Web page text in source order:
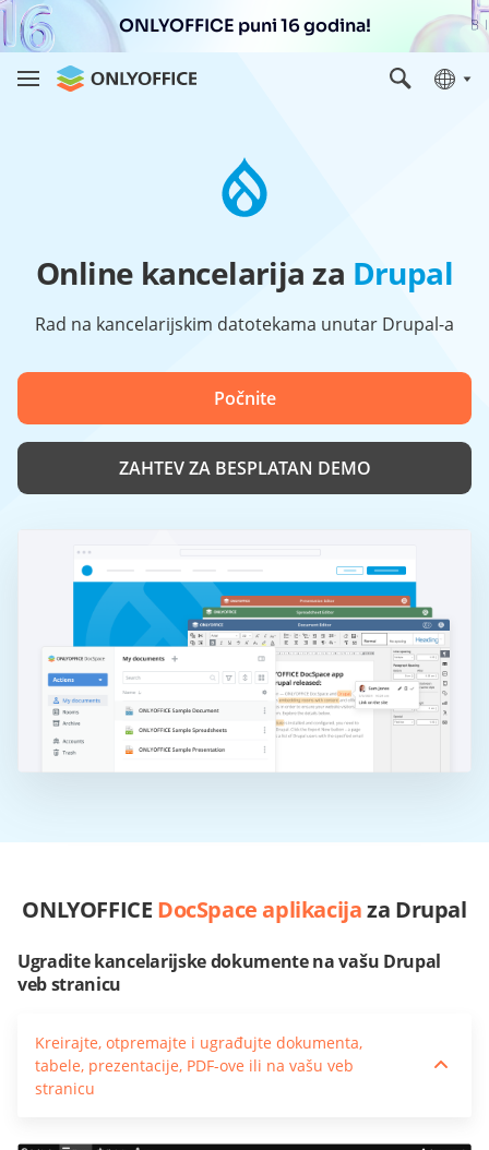
ONLYOFFICE puni 16 godina!
Online kancelarija za Drupal
Rad na kancelarijskim datotekama unutar Drupal-a
Počnite
ZAHTEV ZA BESPLATAN DEMO
ONLYOFFICE DocSpace aplikacijaza Drupal
Ugradite kancelarijske dokumente na vašu Drupal
veb stranicu
Kreirajte, otpremajte i ugrađujte dokumenta,
tabele, prezentacije, PDF-ove ili na vašu veb
stranicu